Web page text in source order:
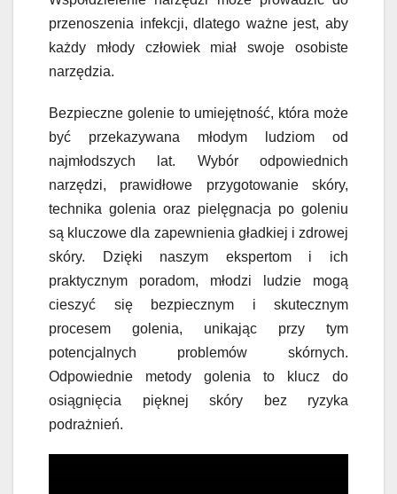
przenoszenia infekcji, dlatego ważne jest, aby
każdy młody człowiek miał swoje osobiste
narzędzia.
Bezpieczne golenie to umiejętność, która może
być przekazywana młodym ludziom od
najmłodszych lat. Wybór odpowiednich
narzędzi, prawidłowe przygotowanie skóry,
technika golenia oraz pielęgnacja po goleniu
są kluczowe dla zapewnienia gładkiej i zdrowej
skóry. Dzięki naszym ekspertom i ich
praktycznym poradom, młodzi ludzie mogą
cieszyć się bezpiecznym i skutecznym
procesem golenia, unikając przy tym
potencjalnych problemów skórnych.
Odpowiednie metody golenia to klucz do
osiągnięcia pięknej skóry bez ryzyka
podrażnień.